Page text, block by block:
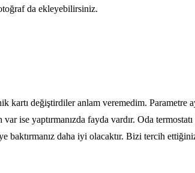
da ekleyebilirsiniz.
kartı değiştirdiler anlam veremedim.
ise yaptırmanızda fayda vardır. Oda
daha iyi olacaktır. Bizi tercih